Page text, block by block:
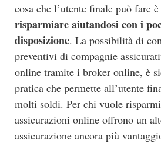
cosa che l’utente finale può fare
risparmiare aiutandosi con i
disposizione. La possibilità di
preventivi di compagnie
online tramite i broker online, è
pratica che permette all’utente
molti soldi. Per chi vuole
assicurazioni online offrono un
assicurazione ancora più